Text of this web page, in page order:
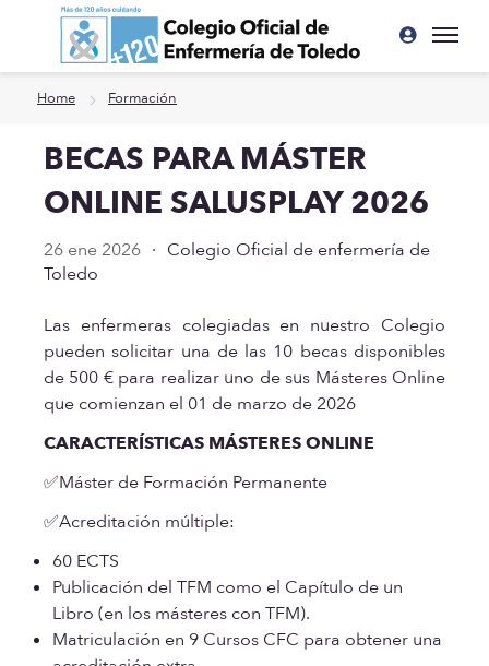
Ir a contenido principal
Home Formación
BECAS PARA MÁSTER
ONLINE SALUSPLAY 2026
26 ene 2026 · Colegio Oficial de enfermería de
Toledo
Las enfermeras colegiadas en nuestro Colegio
pueden solicitar una de las 10 becas disponibles
de 500 € para realizar uno de sus Másteres Online
que comienzan el 01 de marzo de 2026
CARACTERÍSTICAS MÁSTERES ONLINE
✅Máster de Formación Permanente
✅Acreditación múltiple:
60 ECTS
Publicación del TFM como el Capítulo de un
Libro (en los másteres con TFM).
Matriculación en 9 Cursos CFC para obtener una